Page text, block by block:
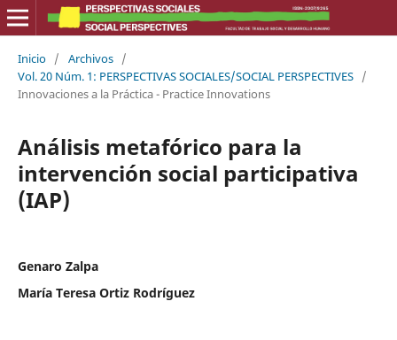
Inicio / Archivos /
Vol. 20 Núm. 1: PERSPECTIVAS SOCIALES/SOCIAL PERSPECTIVES /
Innovaciones a la Práctica - Practice Innovations
Análisis metafórico para la
intervención social participativa
(IAP)
Genaro Zalpa
María Teresa Ortiz Rodríguez